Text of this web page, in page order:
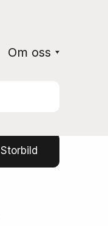
Om oss
Storbild